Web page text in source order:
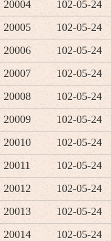
20004
102-05-24
20005
102-05-24
20006
102-05-24
20007
102-05-24
20008
102-05-24
20009
102-05-24
20010
102-05-24
20011
102-05-24
20012
102-05-24
20013
102-05-24
20014
102-05-24